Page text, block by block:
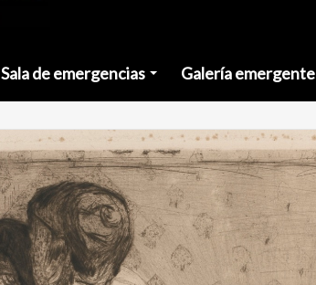
Sala de emergencias Galería emergente